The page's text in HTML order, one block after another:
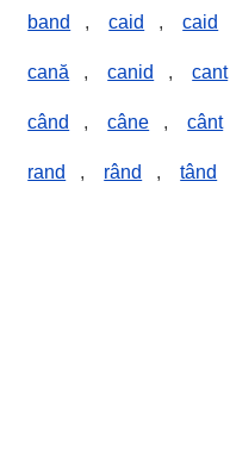
band
, caid , caid
cană , canid , cant
când , câne , cânt
rand , rând , tând